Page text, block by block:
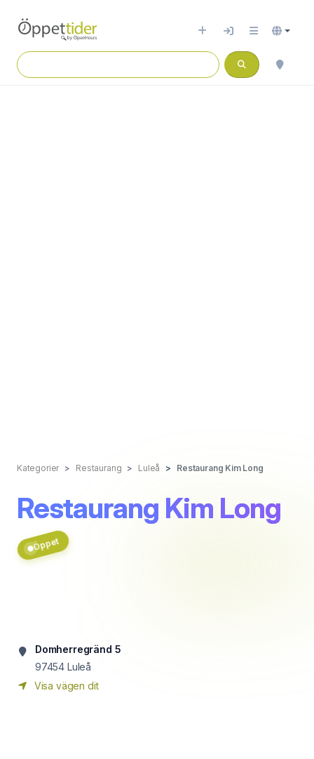
Kategorier Restaurang Luleå Restaurang Kim Long
Restaurang Kim Long
Öppet
Domherregränd 5
97454 Luleå
Visa vägen dit